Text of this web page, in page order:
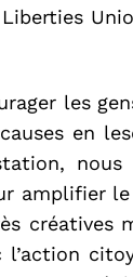
les
en
nous
amplifier
créatives